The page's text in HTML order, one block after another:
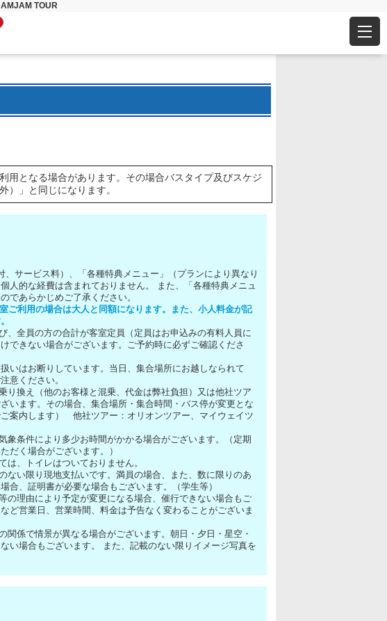
TOUR
用となる場合があります。その場合バスタイプ及びスケジ
）」と同じになります。
サービス料）、「各種特典メニュー」（プランにより異なり
人的な経費は含まれておりません。 また、「各種特典メニュ
であらかじめご了承ください。
ご利用の場合は大人と同額になります。また、小人料金が記
、全員の方の合計が客室定員（定員はお申込みの有料人員に
できない場合がございます。ご予約時に必ずご確認くださ
いはお断りしています。当日、集合場所にお越しなられて
意ください。
り換え（他のお客様と混乗、代金は弊社負担）又は他社ツア
います。その場合、集合場所・集合時間・バス停が変更とな
案内します） 他社ツアー：オリオンツアー、マイウェイツ
象条件により多少お時間がかかる場合がございます。（定期
だく場合がございます。）
、トイレはついておりません。
ない限り現地支払いです。満員の場合、また、数に限りのあ
合、証明書が必要な場合もございます。（学生等）
の理由により予定が変更になる場合、催行できない場合もご
ど営業日、営業時間、料金は予告なく変わることがございま
係で情景が異なる場合がございます。朝日・夕日・星空・
い場合もございます。 また、記載のない限りイメージ写真を